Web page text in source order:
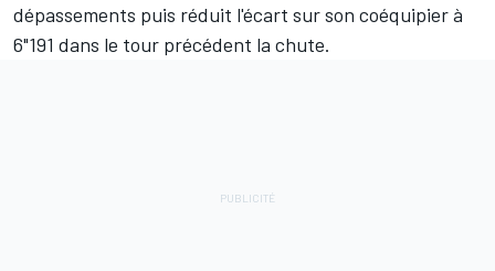
dépassements puis réduit l'écart sur son coéquipier à
6"191 dans le tour précédent la chute.